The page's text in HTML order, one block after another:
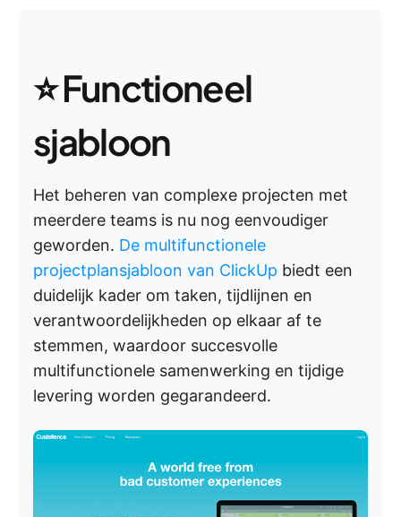
⭐ Functioneel
sjabloon
Het beheren van complexe projecten met
meerdere teams is nu nog eenvoudiger
geworden. De multifunctionele
projectplansjabloon van ClickUp biedt een
duidelijk kader om taken, tijdlijnen en
verantwoordelijkheden op elkaar af te
stemmen, waardoor succesvolle
multifunctionele samenwerking en tijdige
levering worden gegarandeerd.